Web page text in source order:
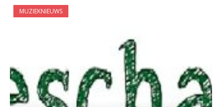
MUZIEKNIEUWS